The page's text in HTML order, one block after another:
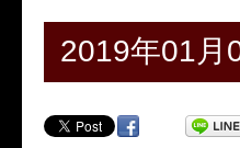
2019年01月